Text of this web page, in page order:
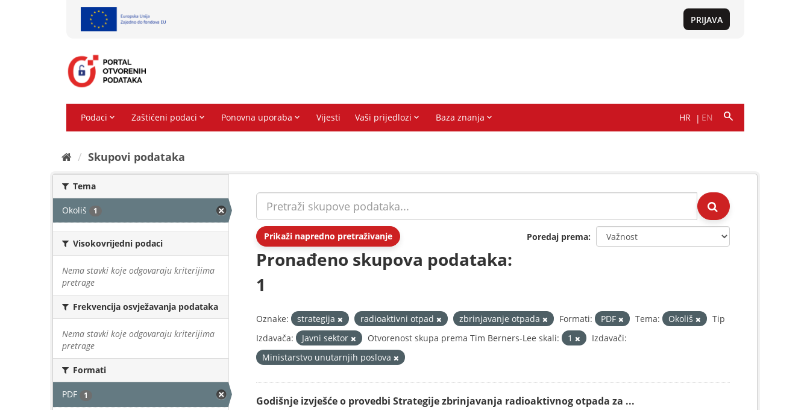
Skupovi podаtаkа
Tema
Okoliš 1
Visokovrijedni podaci
Nema stavki koje odgovaraju kriterijima
pretrage
Frekvencija osvježavanja podataka
Nema stavki koje odgovaraju kriterijima
pretrage
Formati
PDF 1
Prikaži napredno pretraživanje Poredaj prema
Pronađeno skupova podataka:
1
Oznake: strategija radioaktivni otpad zbrinjavanje otpada Formati: PDF Tema: Okoliš
Tip
Izdavača:
Javni sektor Otvorenost skupa prema Tim Berners-Lee skali: 1
Izdavači:
Ministarstvo unutarnjih poslova
Godišnje izvješće o provedbi Strategije zbrinjavanja radioaktivnog otpada za ...